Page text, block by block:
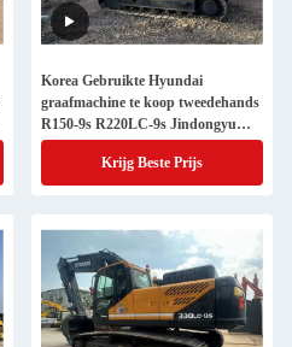
Korea Gebruikte Hyundai
graafmachine te koop tweedehands
R150-9s R220LC-9s Jindongyu
Machinery
Krijg Beste Prijs